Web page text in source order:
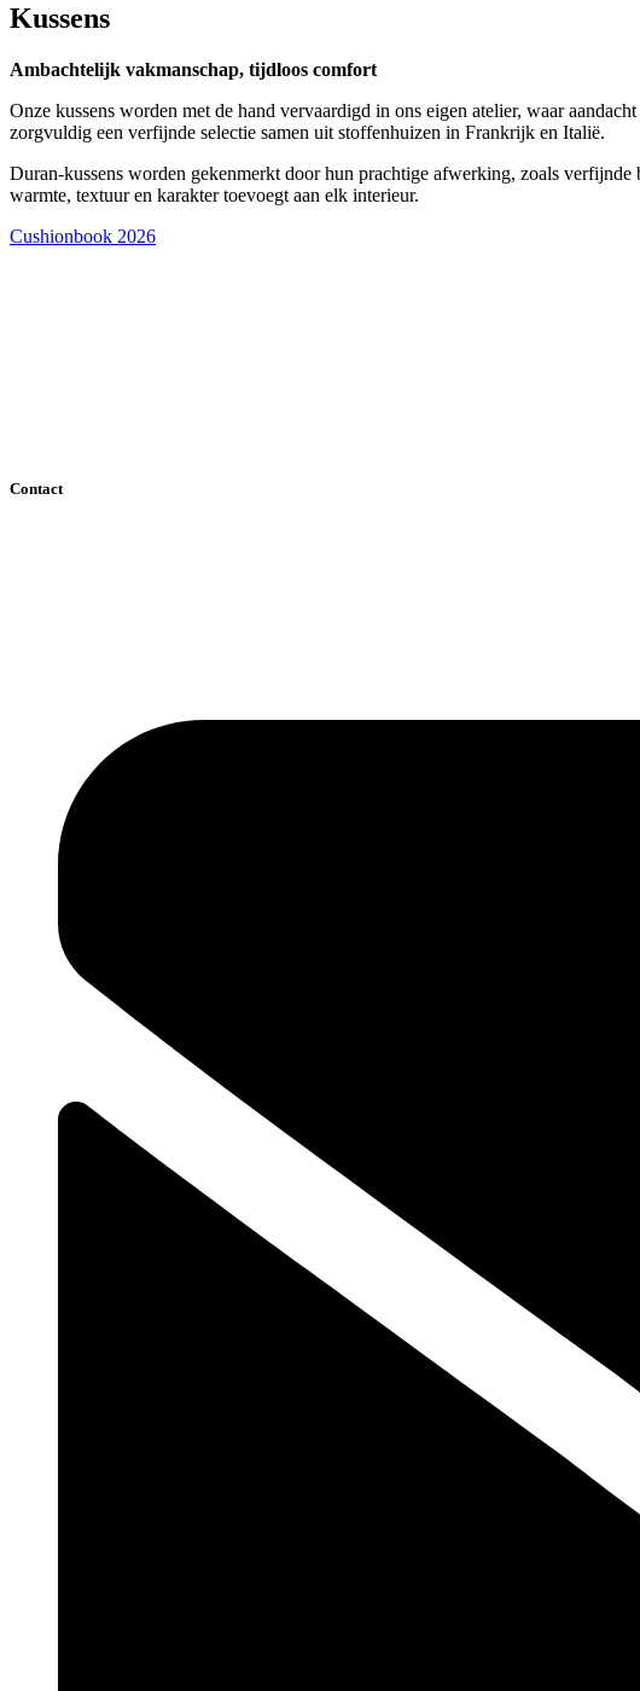
Kussens
Ambachtelijk vakmanschap, tijdloos comfort
Onze kussens worden met de hand vervaardigd in ons eigen atelier, waar
zorgvuldig een verfijnde selectie samen uit stoffenhuizen in Frankrijk en Italië.
Duran-kussens worden gekenmerkt door hun prachtige afwerking, zoals
warmte, textuur en karakter toevoegt aan elk interieur.
Cushionbook 2026
Contact